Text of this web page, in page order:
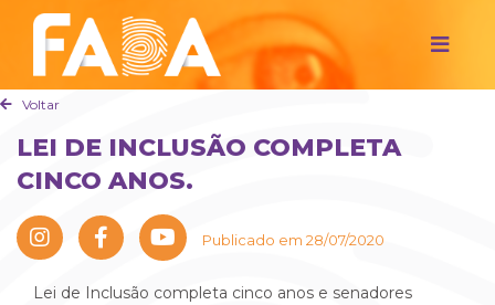
Voltar
LEI DE INCLUSÃO COMPLETA
CINCO ANOS.
Publicado em 28/07/2020
Lei de Inclusão completa cinco anos e senadores